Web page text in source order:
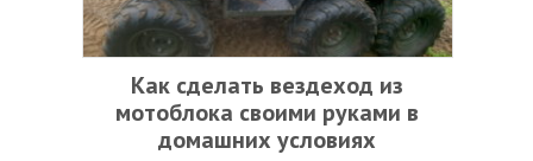
Как сделать вездеход из
мотоблока своими руками в
домашних условиях